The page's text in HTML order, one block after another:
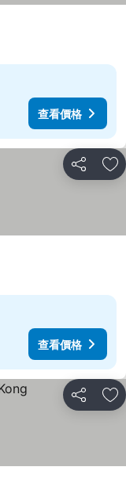
查看價格
分享 放
查看價格
分享 放